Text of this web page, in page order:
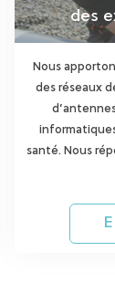
des
Nous
des réseaux
santé. Nous